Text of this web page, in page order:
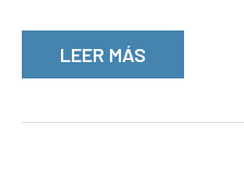
LEER MÁS